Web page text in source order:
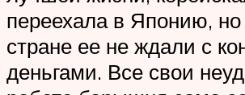
переехала в Японию, но
стране ее не ждали с
деньгами. Все свои